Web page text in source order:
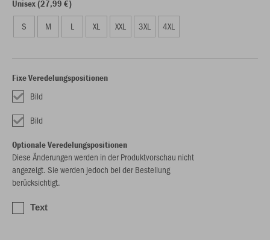
Unisex (27,99 €)
S M L XL XXL 3XL 4XL
Fixe Veredelungspositionen
Bild
Bild
Optionale Veredelungspositionen
Diese Änderungen werden in der Produktvorschau nicht
angezeigt. Sie werden jedoch bei der Bestellung
berücksichtigt.
Text